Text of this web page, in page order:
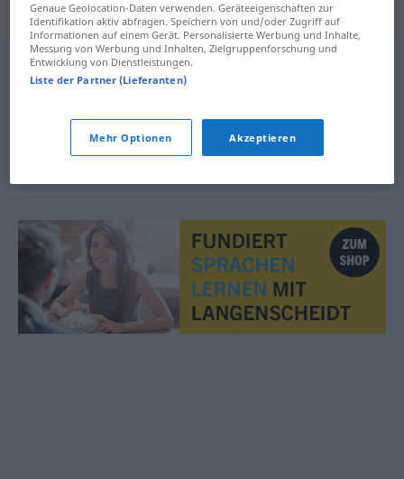
Synonyme für "klammern"
festhalten
befestigen,einspannen
Genaue Geolocation-Daten verwenden. Geräteeigenschaften zur
Identifikation aktiv abfragen. Speichern von und/oder Zugriff auf
Informationen auf einem Gerät. Personalisierte Werbung und Inhalte,
Messung von Werbung und Inhalten, Zielgruppenforschung und
Entwicklung von Dienstleistungen.
Liste der Partner (Lieferanten)
Mehr Optionen Akzeptieren